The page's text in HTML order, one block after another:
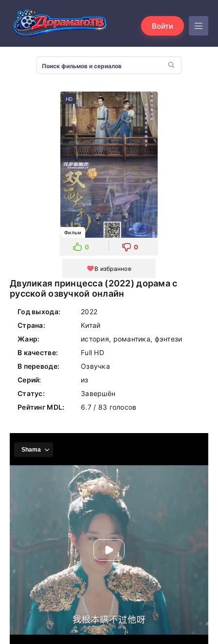
Войти
HD
Фильм
0 0
В избранное
Двуликая принцесса (2022) дорама с
русской озвучкой онлайн
Год выхода:
2022
Страна:
Китай
Жанр:
история, романтика, фэнтези
В качестве:
Full HD
В переводе:
Озвучка
Серий:
из
Статус:
Завершён
Рейтинг MDL:
6.7 / 83 голосов